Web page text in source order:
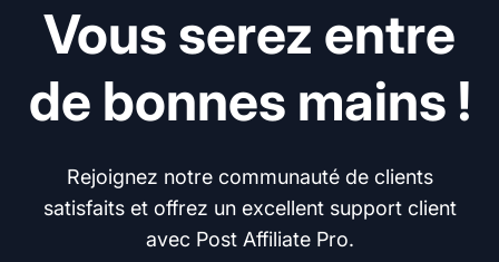
Vous serez entre
de bonnes mains !
Rejoignez notre communauté de clients
satisfaits et offrez un excellent support client
avec Post Affiliate Pro.